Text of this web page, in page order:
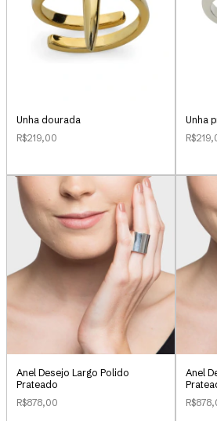
Unha dourada
R$219,00
Unha
Anel Desejo Largo Polido
Prateado
R$878,00
Anel